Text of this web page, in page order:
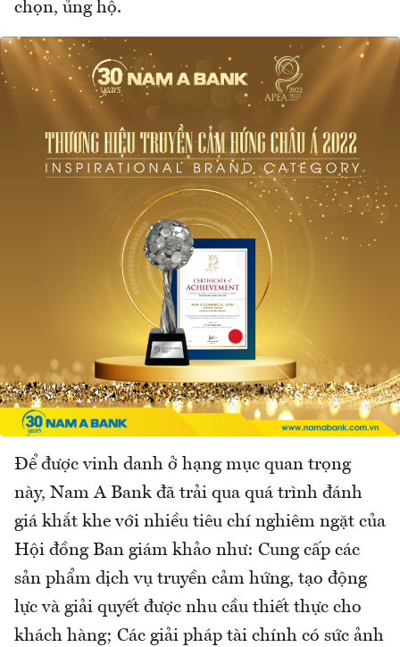
chọn, ủng hộ.
Để được vinh danh ở hạng mục quan trọng
này, Nam A Bank đã trải qua quá trình đánh
giá khắt khe với nhiều tiêu chí nghiêm ngặt của
Hội đồng Ban giám khảo như: Cung cấp các
sản phẩm dịch vụ truyền cảm hứng, tạo động
lực và giải quyết được nhu cầu thiết thực cho
khách hàng; Các giải pháp tài chính có sức ảnh